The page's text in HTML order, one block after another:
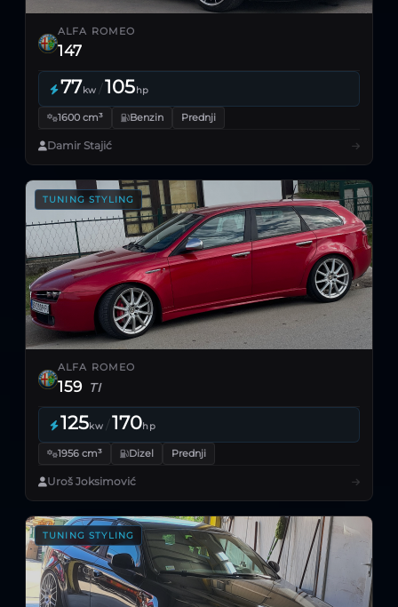
ALFA ROMEO
147
77kw /105hp
1600 cm³ Benzin Prednji
Damir Stajić
TUNING STYLING
ALFA ROMEO
159 TI
125kw /170hp
1956 cm³ Dizel Prednji
Uroš Joksimović
TUNING STYLING